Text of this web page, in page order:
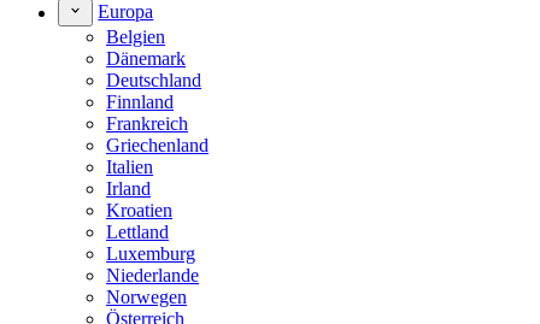
Europa
Belgien
Dänemark
Deutschland
Finnland
Frankreich
Griechenland
Italien
Irland
Kroatien
Lettland
Luxemburg
Niederlande
Norwegen
Österreich